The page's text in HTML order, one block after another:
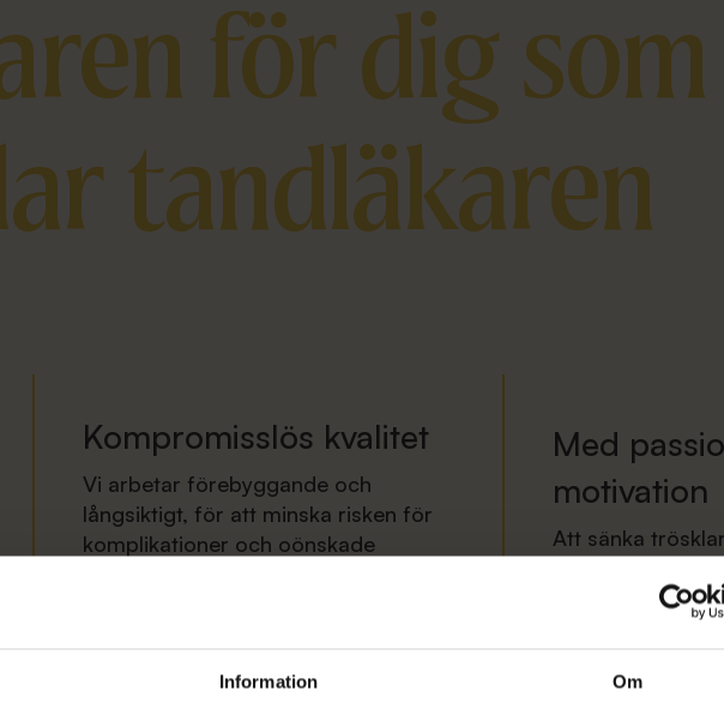
Information Om
för dig
tandläkaren
Kompromisslös kvalitet
Vi arbetar förebyggande och
långsiktigt, för att minska risken för
komplikationer och oönskade
Med
motivation
Att sänka
vårt viktigaste
behandlare
att ge dig trygg